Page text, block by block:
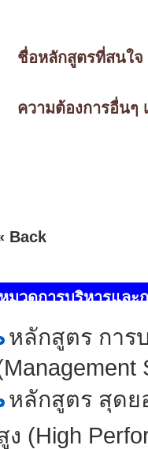
ชื่อหลักสูตรที่สนใจ
ความต้องการอื่นๆ
Back
มวดการบริหารและ
หลักสูตร การ
หลักสูตร สุด
ง (High